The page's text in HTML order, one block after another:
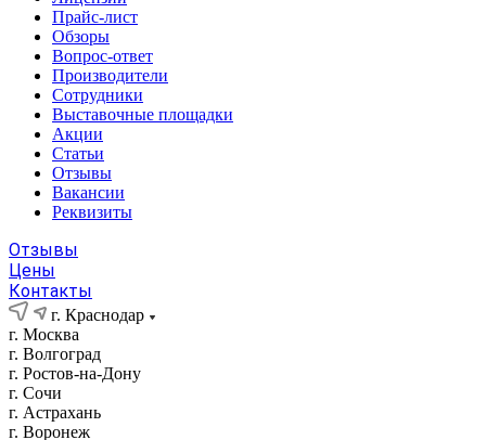
Прайс-лист
Обзоры
Вопрос-ответ
Производители
Сотрудники
Выставочные площадки
Акции
Статьи
Отзывы
Вакансии
Реквизиты
Отзывы
Цены
Контакты
г. Краснодар
г. Москва
г. Волгоград
г. Ростов-на-Дону
г. Сочи
г. Астрахань
г. Воронеж